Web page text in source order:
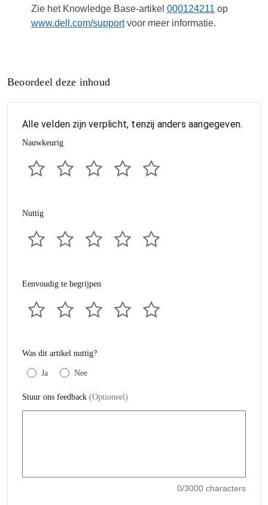
Zie het Knowledge Base-artikel 000124211 op
www.dell.com/supportvoor meer informatie.
Beoordeel deze inhoud
Alle velden zijn verplicht, tenzij anders aangegeven.
Nauwkeurig
Nuttig
Eenvoudig te begrijpen
Was dit artikel nuttig?
Ja Nee
Stuur ons feedback (Optioneel)
0/3000 characters